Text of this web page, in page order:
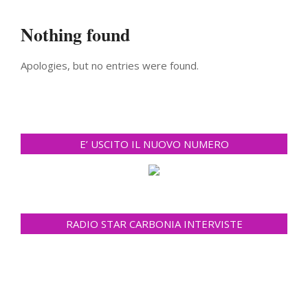
Nothing found
Apologies, but no entries were found.
E’ USCITO IL NUOVO NUMERO
RADIO STAR CARBONIA INTERVISTE